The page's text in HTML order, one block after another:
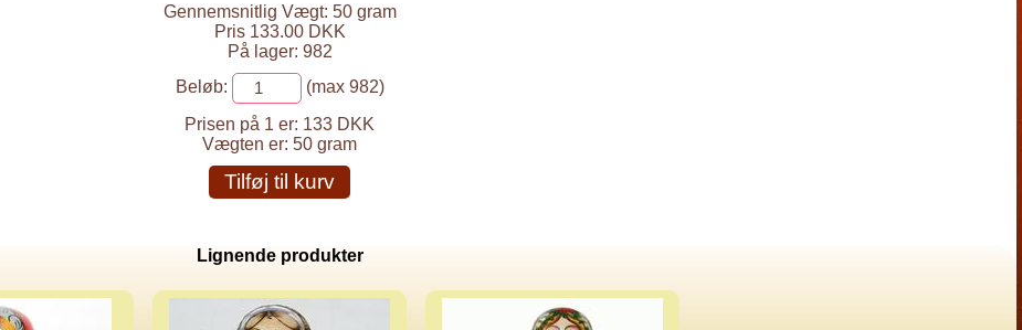
Gennemsnitlig Vægt: 50 gram
Pris 133.00 DKK
På lager: 982
Beløb:
(max 982)
Prisen på 1 er: 133 DKK
Vægten er: 50 gram
Tilføj til kurv
Lignende produkter